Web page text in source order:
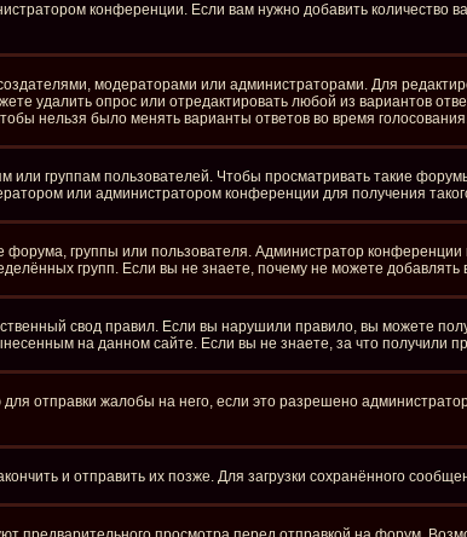
конференции. Если вам нужно добавить
модераторами или администраторами. Для
удалить опрос или отредактировать любой из вариантов
нельзя было менять варианты ответов во время
группам пользователей. Чтобы просматривать такие
или администратором конференции для получения
группы или пользователя. Администратор
групп. Если вы не знаете, почему не можете
свод правил. Если вы нарушили правило, вы можете
на данном сайте. Если вы не знаете, за что получили
отправки жалобы на него, если это разрешено
и отправить их позже. Для загрузки сохранённого